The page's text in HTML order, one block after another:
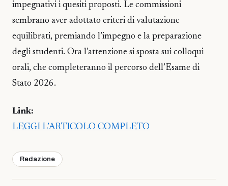
impegnativi i quesiti proposti. Le commissioni
sembrano aver adottato criteri di valutazione
equilibrati, premiando l’impegno e la preparazione
degli studenti. Ora l’attenzione si sposta sui colloqui
orali, che completeranno il percorso dell’Esame di
Stato 2026.
Link:
LEGGI L’ARTICOLO COMPLETO
Redazione